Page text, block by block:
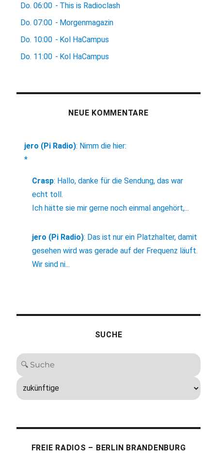
Do. 06:00 - This is Radioclash
Do. 07:00 - Morgenmagazin
Do. 10:00 - Kol HaCampus
Do. 11:00 - Kol HaCampus
NEUE KOMMENTARE
jero (Pi Radio): Nimm die hier:
*
Crasp: Hallo, danke für die Sendung, das war
echt toll.
Ich hätte sie mir gerne noch einmal angehört,...
jero (Pi Radio): Das ist nur ein Platzhalter, damit
gesehen wird was gerade auf der Frequenz läuft.
Wir sind ni...
SUCHE
FREIE RADIOS – BERLIN BRANDENBURG